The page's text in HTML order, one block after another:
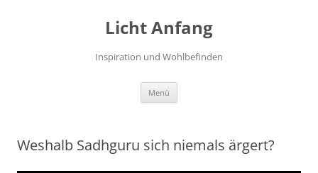
Licht Anfang
Inspiration und Wohlbefinden
Menü
Weshalb Sadhguru sich niemals ärgert?